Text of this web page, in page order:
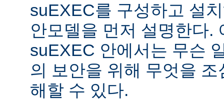
suEXEC를 구성하고 설
안모델을 먼저 설명한다.
suEXEC 안에서는 무슨
의 보안을 위해 무엇을
해할 수 있다.